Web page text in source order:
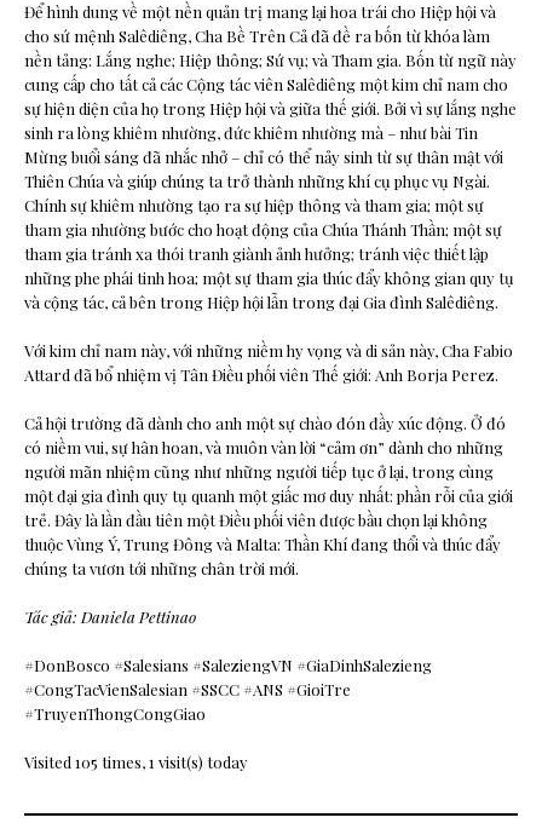
Để hình dung về một nền quản trị mang lại hoa trái cho Hiệp hội và
cho sứ mệnh Salêdiêng, Cha Bề Trên Cả đã đề ra bốn từ khóa làm
nền tảng: Lắng nghe; Hiệp thông; Sứ vụ; và Tham gia. Bốn từ ngữ này
cung cấp cho tất cả các Cộng tác viên Salêdiêng một kim chỉ nam cho
sự hiện diện của họ trong Hiệp hội và giữa thế giới. Bởi vì sự lắng nghe
sinh ra lòng khiêm nhường, đức khiêm nhường mà – như bài Tin
Mừng buổi sáng đã nhắc nhở – chỉ có thể nảy sinh từ sự thân mật với
Thiên Chúa và giúp chúng ta trở thành những khí cụ phục vụ Ngài.
Chính sự khiêm nhường tạo ra sự hiệp thông và tham gia; một sự
tham gia nhường bước cho hoạt động của Chúa Thánh Thần; một sự
tham gia tránh xa thói tranh giành ảnh hưởng; tránh việc thiết lập
những phe phái tinh hoa; một sự tham gia thúc đẩy không gian quy tụ
và cộng tác, cả bên trong Hiệp hội lẫn trong đại Gia đình Salêdiêng.
Với kim chỉ nam này, với những niềm hy vọng và di sản này, Cha Fabio
Attard đã bổ nhiệm vị Tân Điều phối viên Thế giới: Anh Borja Perez.
Cả hội trường đã dành cho anh một sự chào đón đầy xúc động. Ở đó
có niềm vui, sự hân hoan, và muôn vàn lời “cảm ơn” dành cho những
người mãn nhiệm cũng như những người tiếp tục ở lại, trong cùng
một đại gia đình quy tụ quanh một giấc mơ duy nhất: phần rỗi của giới
trẻ. Đây là lần đầu tiên một Điều phối viên được bầu chọn lại không
thuộc Vùng Ý, Trung Đông và Malta: Thần Khí đang thổi và thúc đẩy
chúng ta vươn tới những chân trời mới.
Tác giả: Daniela Pettinao
#DonBosco #Salesians #SaleziengVN #GiaDinhSalezieng
#CongTacVienSalesian #SSCC #ANS #GioiTre
#TruyenThongCongGiao
Visited 105 times, 1 visit(s) today